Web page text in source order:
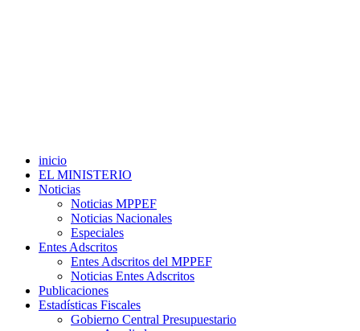
inicio
EL MINISTERIO
Noticias
Noticias MPPEF
Noticias Nacionales
Especiales
Entes Adscritos
Entes Adscritos del MPPEF
Noticias Entes Adscritos
Publicaciones
Estadísticas Fiscales
Gobierno Central Presupuestario